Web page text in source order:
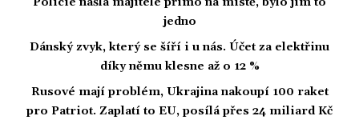
jedno
Dánský zvyk, který se šíří i u nás. Účet za elektřinu
díky němu klesne až o 12 %
Rusové mají problém, Ukrajina nakoupí 100 raket
pro Patriot. Zaplatí to EU, posílá přes 24 miliard Kč